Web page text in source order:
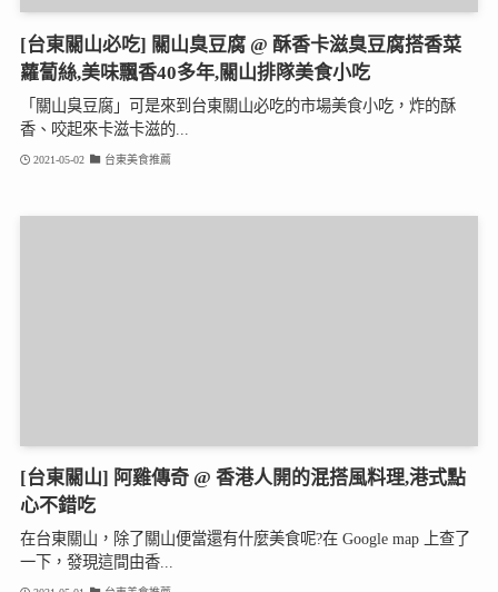
[台東關山必吃] 關山臭豆腐 @ 酥香卡滋臭豆腐搭香菜
蘿蔔絲,美味飄香40多年,關山排隊美食小吃
「關山臭豆腐」可是來到台東關山必吃的市場美食小吃，炸的酥
香、咬起來卡滋卡滋的...
2021-05-02 台東美食推薦
[台東關山] 阿雞傳奇 @ 香港人開的混搭風料理,港式點
心不錯吃
在台東關山，除了關山便當還有什麼美食呢?在 Google map 上查了
一下，發現這間由香...